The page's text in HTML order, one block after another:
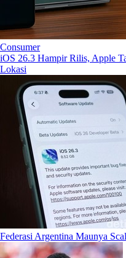
Consumer
iOS 26.3 Hampir Rilis, Apple
Lokasi
Federasi Argentina Maunya